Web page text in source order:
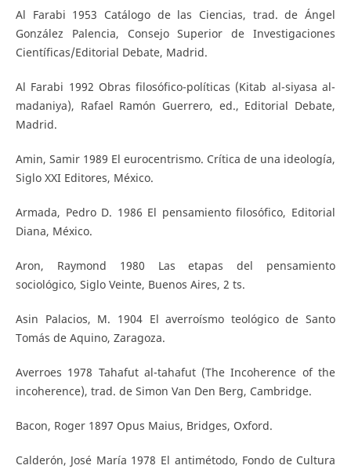
Al Farabi 1953 Catálogo de las Ciencias, trad. de Ángel
González Palencia, Consejo Superior de Investigaciones
Científicas/Editorial Debate, Madrid.
Al Farabi 1992 Obras filosófico-políticas (Kitab al-siyasa al-
madaniya), Rafael Ramón Guerrero, ed., Editorial Debate,
Madrid.
Amin, Samir 1989 El eurocentrismo. Crítica de una ideología,
Siglo XXI Editores, México.
Armada, Pedro D. 1986 El pensamiento filosófico, Editorial
Diana, México.
Aron, Raymond 1980 Las etapas del pensamiento
sociológico, Siglo Veinte, Buenos Aires, 2 ts.
Asin Palacios, M. 1904 El averroísmo teológico de Santo
Tomás de Aquino, Zaragoza.
Averroes 1978 Tahafut al-tahafut (The Incoherence of the
incoherence), trad. de Simon Van Den Berg, Cambridge.
Bacon, Roger 1897 Opus Maius, Bridges, Oxford.
Calderón, José María 1978 El antimétodo, Fondo de Cultura